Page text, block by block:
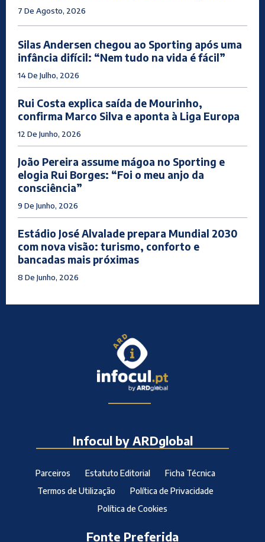
7 De Agosto, 2026
Silas Andersen chegou ao Sporting após uma
infância difícil: “Nem tudo na vida é fácil”
14 De Julho, 2026
Rui Costa explica saída de Mourinho,
confirma Marco Silva e aponta à Liga Europa
12 De Junho, 2026
João Pereira assume mágoa no Sporting e
elogia Rui Borges: “Foi o meu anjo da
consciência”
9 De Junho, 2026
Estádio José Alvalade prepara Mundial 2030
com nova visão: turismo, conforto e
bancadas mais próximas
8 De Junho, 2026
Infocul by ARDglobal
Parceiros Estatuto Editorial
Ficha Técnica
Termos de Utilização
Política de Privacidade
Política de Cookies
Fonte Preferida